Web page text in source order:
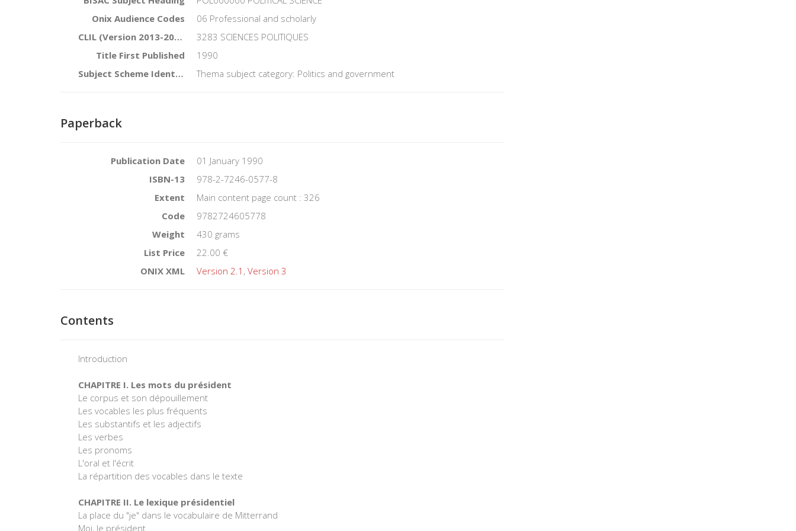
Onix Audience Codes
06 Professional and scholarly
CLIL (Version 2013-2019)
3283 SCIENCES POLITIQUES
Title First Published
1990
Subject Scheme Identifier Code
Thema subject category: Politics and government
Paperback
Publication Date
01 January 1990
ISBN-13
978-2-7246-0577-8
Extent
Main content page count : 326
Code
9782724605778
Weight
430 grams
List Price
22.00 €
ONIX XML
Version 2.1 , Version 3
Contents
Introduction
CHAPITRE I. Les mots du président
Le corpus et son dépouillement
Les vocables les plus fréquents
Les substantifs et les adjectifs
Les verbes
Les pronoms
L'oral et l'écrit
La répartition des vocables dans le texte
CHAPITRE II. Le lexique présidentiel
La place du "je" dans le vocabulaire de Mitterrand
Moi, le président